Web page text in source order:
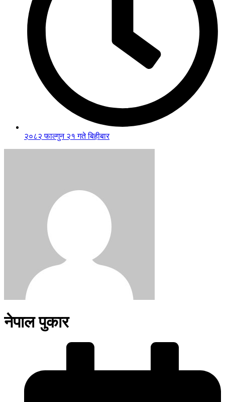
२०८२ फाल्गुन २१ गते बिहीबार
नेपाल पुकार